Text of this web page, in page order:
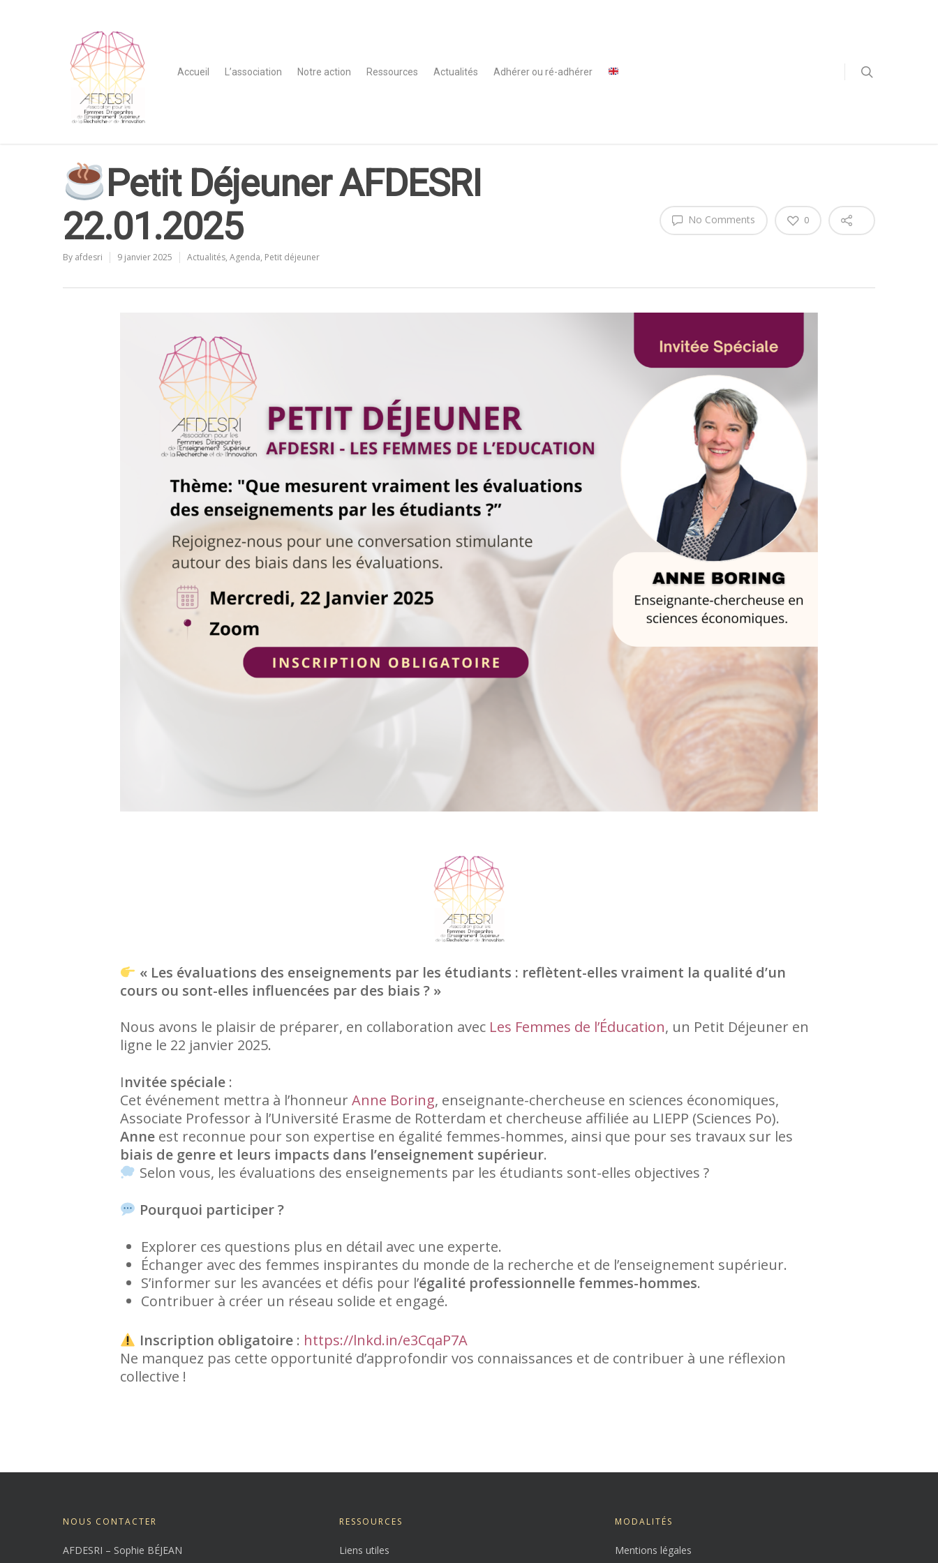
Accueil L’association Notre action Ressources Actualités Adhérer ou ré-adhérer
Petit Déjeuner AFDESRI
22.01.2025
By afdesri 9 janvier 2025 Actualités, Agenda, Petit déjeuner
No Comments 0
« Les évaluations des enseignements par les étudiants : reflètent-elles vraiment la qualité d’un
cours ou sont-elles influencées par des biais ? »
Nous avons le plaisir de préparer, en collaboration avec Les Femmes de l’Éducation, un Petit Déjeuner en
ligne le 22 janvier 2025.
Invitée spéciale :
Cet événement mettra à l’honneur Anne Boring, enseignante-chercheuse en sciences économiques,
Associate Professor à l’Université Erasme de Rotterdam et chercheuse affiliée au LIEPP (Sciences Po).
Anne est reconnue pour son expertise en égalité femmes-hommes, ainsi que pour ses travaux sur les
biais de genre et leurs impacts dans l’enseignement supérieur.
Selon vous, les évaluations des enseignements par les étudiants sont-elles objectives ?
Pourquoi participer ?
Explorer ces questions plus en détail avec une experte.
Échanger avec des femmes inspirantes du monde de la recherche et de l’enseignement supérieur.
S’informer sur les avancées et défis pour l’égalité professionnelle femmes-hommes.
Contribuer à créer un réseau solide et engagé.
Inscription obligatoire : https://lnkd.in/e3CqaP7A
Ne manquez pas cette opportunité d’approfondir vos connaissances et de contribuer à une réflexion
collective !
NOUS CONTACTER
AFDESRI – Sophie BÉJEAN
RESSOURCES
Liens utiles
MODALITÉS
Mentions légales